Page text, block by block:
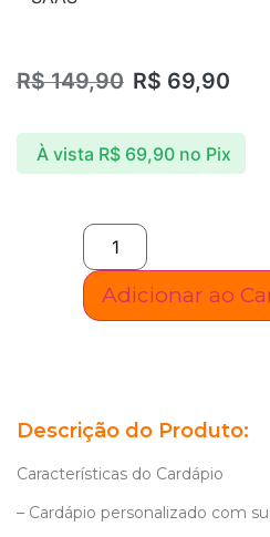
R$149,90 R$ 69,90
À vista R$69,90 no Pix
Adicionar ao
Descrição do Produto:
Características do Cardápio
– Cardápio personalizado com